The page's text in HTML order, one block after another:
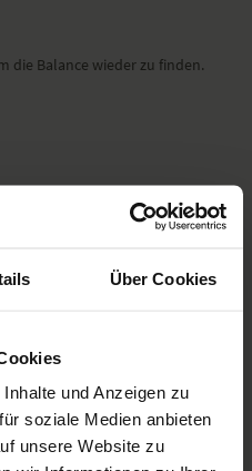
Über Cookies
und Anzeigen zu
soziale Medien anbieten
unsere Website zu
die Balance wieder zu finden.
sehr schlecht.